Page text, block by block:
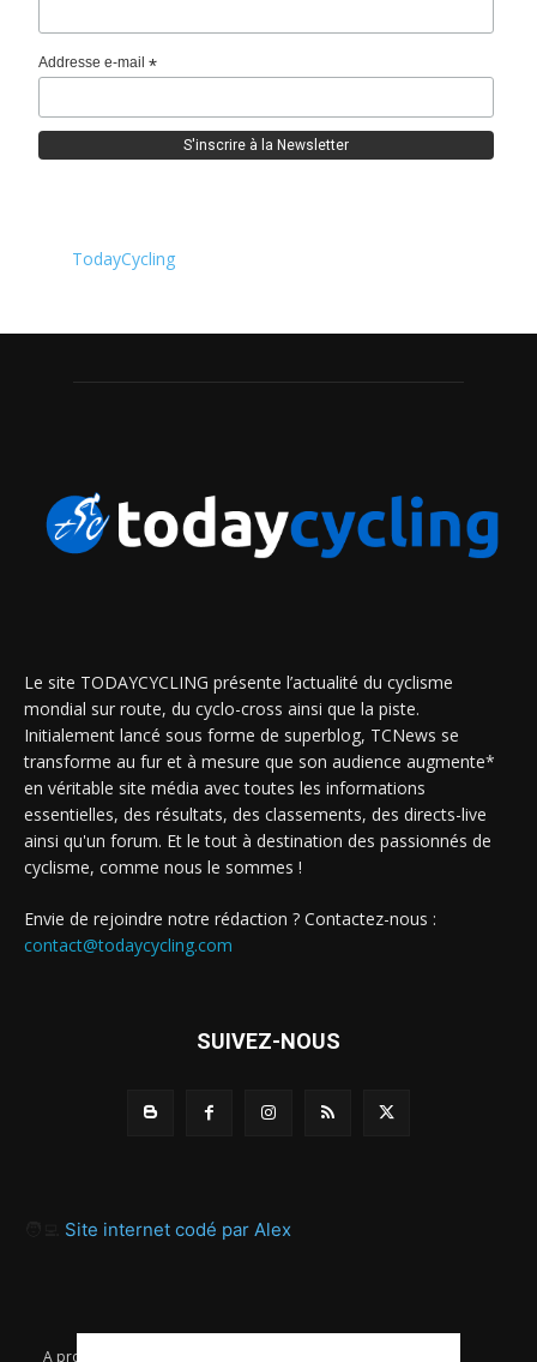
Addresse e-mail*
TodayCycling
Le site TODAYCYCLING présente l’actualité du cyclisme
mondial sur route, du cyclo-cross ainsi que la piste.
Initialement lancé sous forme de superblog, TCNews se
transforme au fur et à mesure que son audience augmente*
en véritable site média avec toutes les informations
essentielles, des résultats, des classements, des directs-live
ainsi qu'un forum. Et le tout à destination des passionnés de
cyclisme, comme nous le sommes !
Envie de rejoindre notre rédaction ? Contactez-nous :
contact@todaycycling.com
SUIVEZ-NOUS
Site internet codé par Alex
A propos